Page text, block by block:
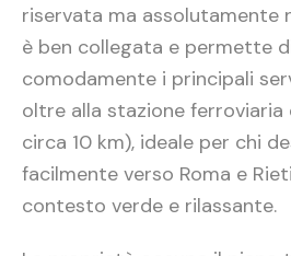
riservata ma assolutamente
è ben collegata e permette
comodamente i principali
oltre alla stazione ferroviaria
circa 10 km), ideale per chi
facilmente verso Roma e
contesto verde e rilassante.